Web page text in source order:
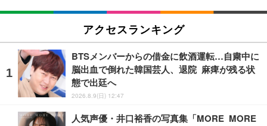
アクセスランキング
BTSメンバーからの借金に飲酒運転…自粛中に
脳出血で倒れた韓国芸人、退院 麻痺が残る状
態で出廷へ
2026.8.9(日) 12:47
人気声優・井口裕香の写真集「MORE MORE